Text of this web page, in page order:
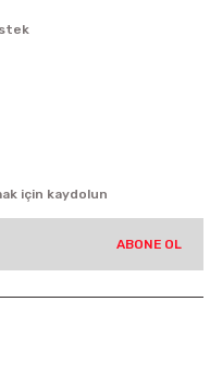
için kaydolun
ABONE OL